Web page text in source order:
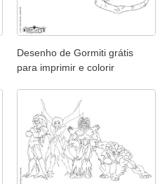
Desenho de Gormiti grátis
para imprimir e colorir